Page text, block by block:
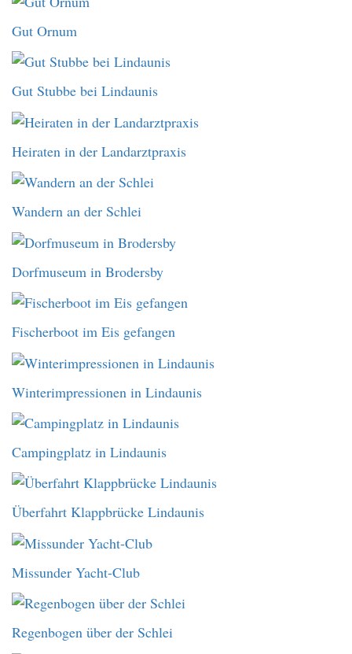
Gut Ornum
Gut Stubbe bei Lindaunis
Heiraten in der Landarztpraxis
Wandern an der Schlei
Dorfmuseum in Brodersby
Fischerboot im Eis gefangen
Winterimpressionen in Lindaunis
Campingplatz in Lindaunis
Überfahrt Klappbrücke Lindaunis
Missunder Yacht-Club
Regenbogen über der Schlei